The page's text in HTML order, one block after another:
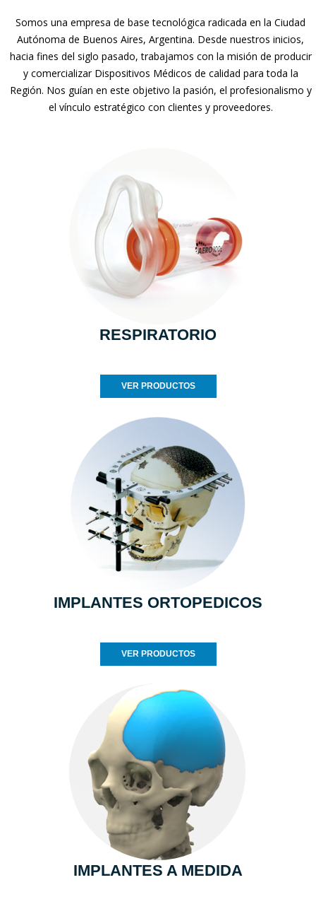
Somos una empresa de base tecnológica radicada en la Ciudad
Autónoma de Buenos Aires, Argentina. Desde nuestros inicios,
hacia fines del siglo pasado, trabajamos con la misión de producir
y comercializar Dispositivos Médicos de calidad para toda la
Región. Nos guían en este objetivo la pasión, el profesionalismo y
el vínculo estratégico con clientes y proveedores.
RESPIRATORIO
VER PRODUCTOS
IMPLANTES ORTOPEDICOS
VER PRODUCTOS
IMPLANTES A MEDIDA